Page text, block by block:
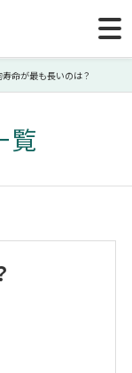
寿命が最も長いのは？
覧